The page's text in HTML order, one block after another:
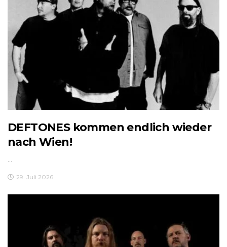
DEFTONES kommen endlich wieder
nach Wien!
29. Juli 2026